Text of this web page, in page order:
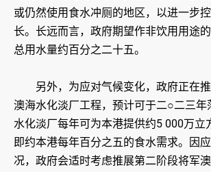
或仍然使用食水冲厕的地区，以进一步
长。长远而言，政府期望作非饮用用途
总用水量约百分之二十五。
另外，为应对气候变化，政府正在推
澳海水化淡厂工程，预计可于二○二三年
水化淡厂每年可为本港提供约5 000万立
即约本港每年百分之五的食水需求。因
况，政府会适时考虑推展第二阶段将军